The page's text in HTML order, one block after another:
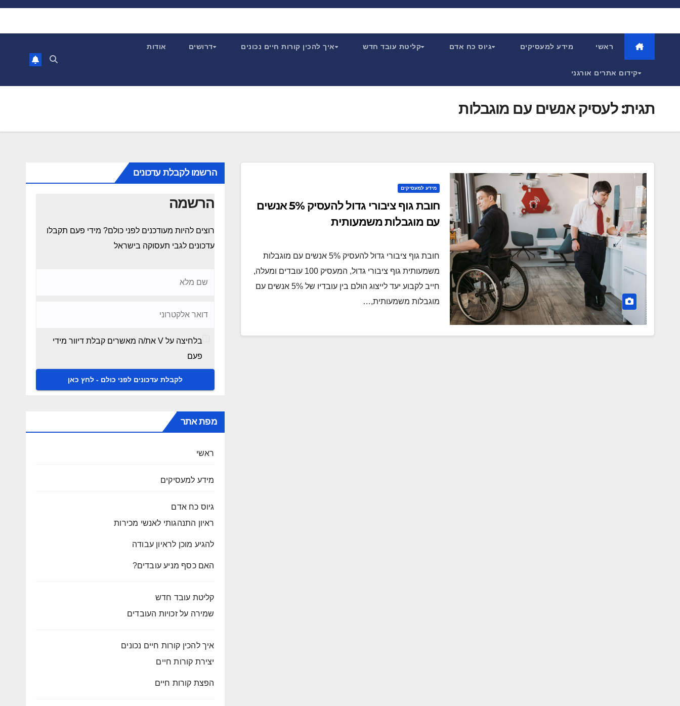
Skip
ראשי מידע למעסיקים גיוס כח אדם קליטת עובד חדש איך להכין קורות חיים נכונים דרושים אודות
קידום אתרים אורגני
תגית:לעסיק אנשים עם מוגבלות
מידע למעסיקים
חובת גוף ציבורי גדול להעסיק 5% אנשים
עם מוגבלות משמעותית
חובת גוף ציבורי גדול להעסיק 5% אנשים עם מוגבלות
משמעותית גוף ציבורי גדול, המעסיק 100 עובדים ומעלה,
חייב לקבוע יעד לייצוג הולם בין עובדיו של 5% אנשים עם
מוגבלות משמעותית,…
הרשמו לקבלת עדכונים
הרשמה
רוצים להיות מעודכנים לפני כולם? מידי פעם תקבלו
עדכונים לגבי תעסוקה בישראל
בלחיצה על V את/ה מאשרים קבלת דיוור מידי
פעם
מפת אתר
ראשי
מידע למעסיקים
גיוס כח אדם
ראיון התנהגותי לאנשי מכירות
להגיע מוכן לראיון עבודה
האם כסף מניע עובדים?
קליטת עובד חדש
שמירה על זכויות העובדים
איך להכין קורות חיים נכונים
יצירת קורות חיים
הפצת קורות חיים